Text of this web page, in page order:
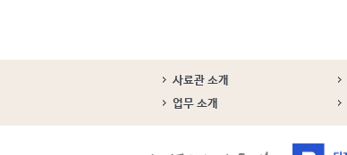
사료관 소개
업무 소개